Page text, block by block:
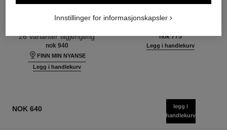
Lyser Opp – Tilfører Fuktighet
– Beskytter
26 varianter tilgjengelig
nok 940
FINN MIN NYANSE
Legg i handlekurv
Øker Hudens Utstråling –
Jevner – Perfeksjonerer
Ref. 145181
nok 775
Legg i handlekurv
NOK 640
legg i
handlekurv
Innstillinger for informasjonskapsler